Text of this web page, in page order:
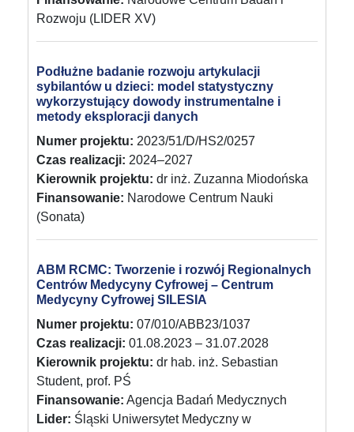
Rozwoju (LIDER XV)
Podłużne badanie rozwoju artykulacji
sybilantów u dzieci: model statystyczny
wykorzystujący dowody instrumentalne i
metody eksploracji danych
Numer projektu: 2023/51/D/HS2/0257
Czas realizacji: 2024–2027
Kierownik projektu: dr inż. Zuzanna Miodońska
Finansowanie: Narodowe Centrum Nauki
(Sonata)
ABM RCMC: Tworzenie i rozwój Regionalnych
Centrów Medycyny Cyfrowej – Centrum
Medycyny Cyfrowej SILESIA
Numer projektu: 07/010/ABB23/1037
Czas realizacji: 01.08.2023 – 31.07.2028
Kierownik projektu: dr hab. inż. Sebastian
Student, prof. PŚ
Finansowanie: Agencja Badań Medycznych
Lider: Śląski Uniwersytet Medyczny w